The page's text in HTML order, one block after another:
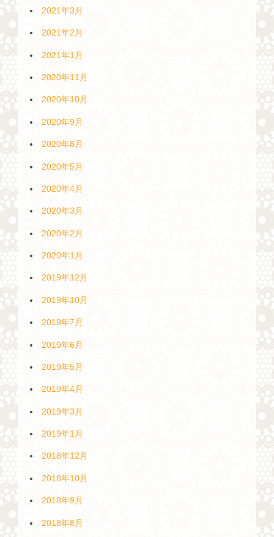
2021年3月
2021年2月
2021年1月
2020年11月
2020年10月
2020年9月
2020年8月
2020年5月
2020年4月
2020年3月
2020年2月
2020年1月
2019年12月
2019年10月
2019年7月
2019年6月
2019年5月
2019年4月
2019年3月
2019年1月
2018年12月
2018年10月
2018年9月
2018年8月